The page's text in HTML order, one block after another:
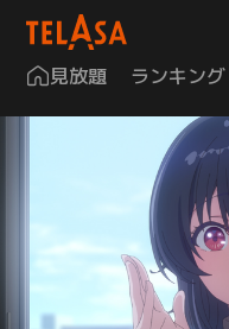
見放題 ランキング